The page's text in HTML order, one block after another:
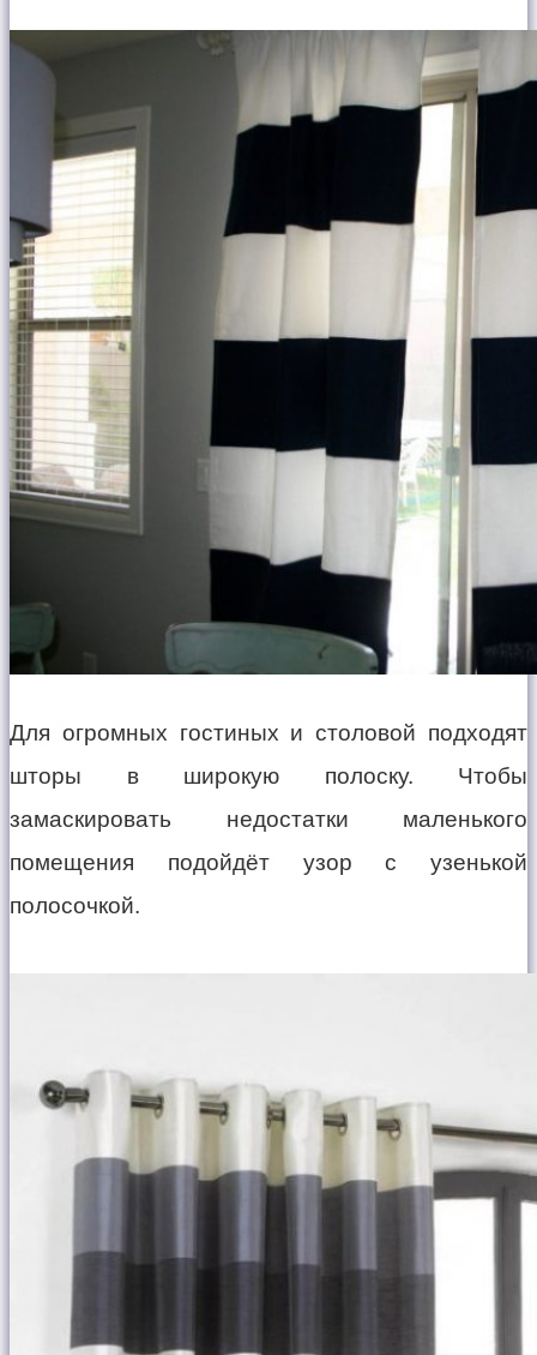
Для огромных гостиных и столовой подходят
шторы в широкую полоску. Чтобы
замаскировать недостатки маленького
помещения подойдёт узор с узенькой
полосочкой.